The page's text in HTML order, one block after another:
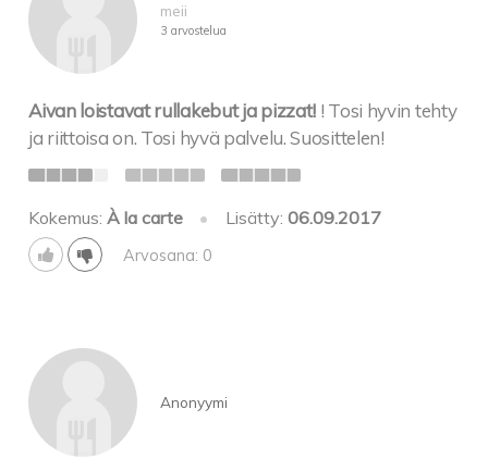
meii
3 arvostelua
Aivan loistavat rullakebut ja pizzat! ! Tosi hyvin tehty
ja riittoisa on. Tosi hyvä palvelu. Suosittelen!
Kokemus:À la carte • Lisätty: 06.09.2017
Arvosana: 0
Anonyymi